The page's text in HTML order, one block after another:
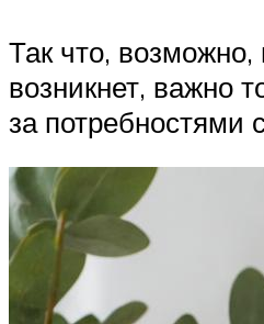
Так что,
возникнет, важно
за потребностями